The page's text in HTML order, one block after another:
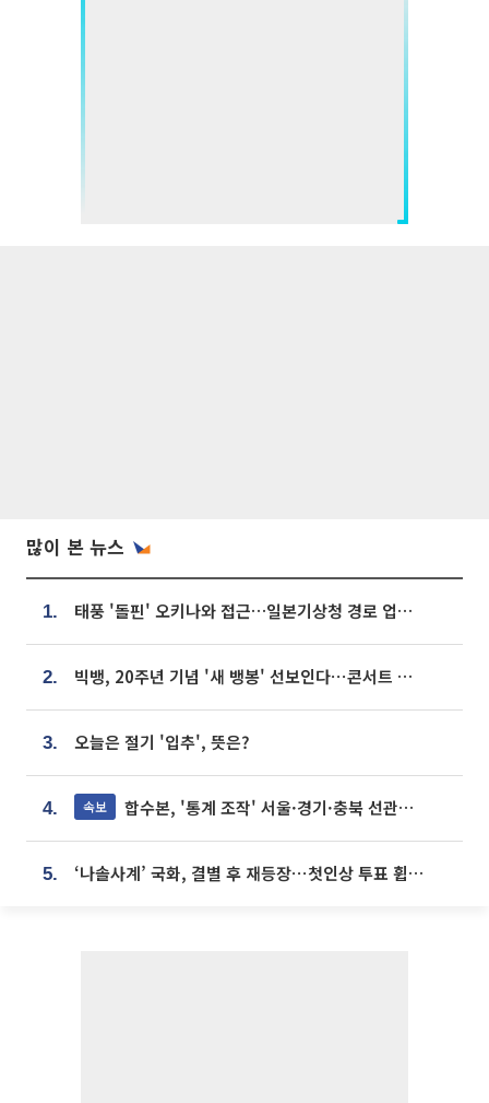
많이 본 뉴스
1. 태풍 '돌핀' 오키나와 접근…일본기상청 경로 업데이트
2. 빅뱅, 20주년 기념 '새 뱅봉' 선보인다⋯콘서트 앞두고 팝업 개최
3. 오늘은 절기 '입추', 뜻은?
4. 속보 합수본, '통계 조작' 서울·경기·충북 선관위 등 추가 압수수색
5. ‘나솔사계’ 국화, 결별 후 재등장⋯첫인상 투표 휩쓸고 ‘인기녀’ 등극